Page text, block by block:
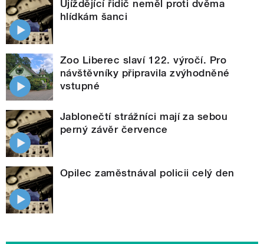
Ujíždějící řidič neměl proti dvěma
hlídkám šanci
Zoo Liberec slaví 122. výročí. Pro
návštěvníky připravila zvýhodněné
vstupné
Jablonečtí strážníci mají za sebou
perný závěr července
Opilec zaměstnával policii celý den